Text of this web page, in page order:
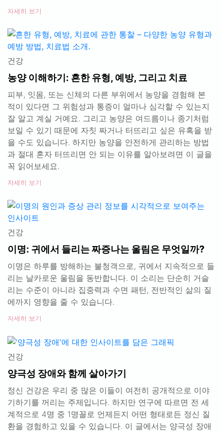
자세히 보기
건강
농양 이해하기: 흔한 유형, 예방, 그리고 치료
피부, 잇몸, 또는 신체의 다른 부위에서 농양을 경험해 본
적이 있다면 그 위험성과 통증이 얼마나 심각할 수 있는지
잘 알고 계실 거예요. 그리고 농양은 여드름이나 종기처럼
보일 수 있기 때문에 자칫 짜거나 터뜨리고 싶은 유혹을 받
을 수도 있습니다. 하지만 농양을 안전하게 관리하는 방법
과 절대 혼자 터뜨리면 안 되는 이유를 알아보려면 이 글을
꼭 읽어보세요.
자세히 보기
건강
이명: 귀에서 들리는 짜증나는 울림은 무엇일까?
이명은 하루를 방해하는 불청객으로, 귀에서 지속적으로 들
리는 날카로운 울림을 동반합니다. 이 소리는 단순히 거슬
리는 수준이 아니라 집중력과 수면 패턴, 전반적인 삶의 질
에까지 영향을 줄 수 있습니다.
자세히 보기
건강
양극성 장애와 함께 살아가기
정신 건강은 우리 중 많은 이들이 여전히 공개적으로 이야
기하기를 꺼리는 주제입니다. 하지만 연구에 따르면 전 세
계적으로 4명 중 1명꼴로 언제든지 어떤 형태로든 정신 질
환을 경험하고 있을 수 있습니다. 이 글에서는 양극성 장애